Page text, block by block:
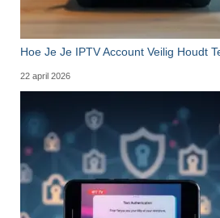
Hoe Je Je IPTV Account Veilig Houdt
22 april 2026